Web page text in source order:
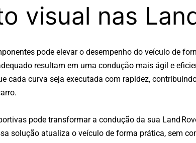
visual nas
pode elevar o desempenho do veículo de
resultam em uma condução mais ágil e
cada curva seja executada com rapidez,
pode transformar a condução da sua Land
solução atualiza o veículo de forma prática, sem